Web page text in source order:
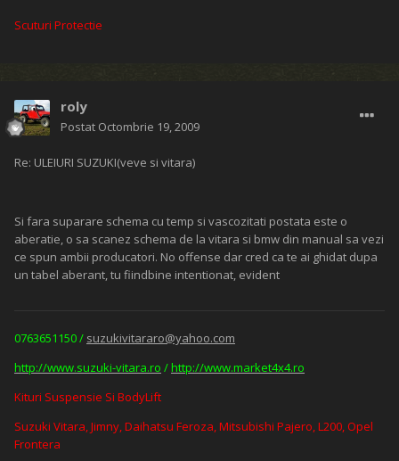
Scuturi Protectie
roly
Postat Octombrie 19, 2009
Re: ULEIURI SUZUKI(veve si vitara)
Si fara suparare schema cu temp si vascozitati postata este o
aberatie, o sa scanez schema de la vitara si bmw din manual sa vezi
ce spun ambii producatori. No offense dar cred ca te ai ghidat dupa
un tabel aberant, tu fiindbine intentionat, evident
0763651150 / suzukivitararo@yahoo.com
http://www.suzuki-vitara.ro /http://www.market4x4.ro
Kituri Suspensie Si BodyLift
Suzuki Vitara, Jimny, Daihatsu Feroza, Mitsubishi Pajero, L200, Opel
Frontera